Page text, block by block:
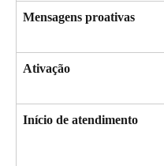
Mensagens proativas
Ativação
Início de atendimento